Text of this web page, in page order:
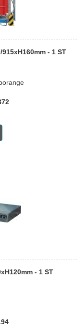
- 1 ST
- 1 ST